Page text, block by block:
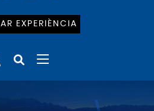
EXPERIÈNCIA